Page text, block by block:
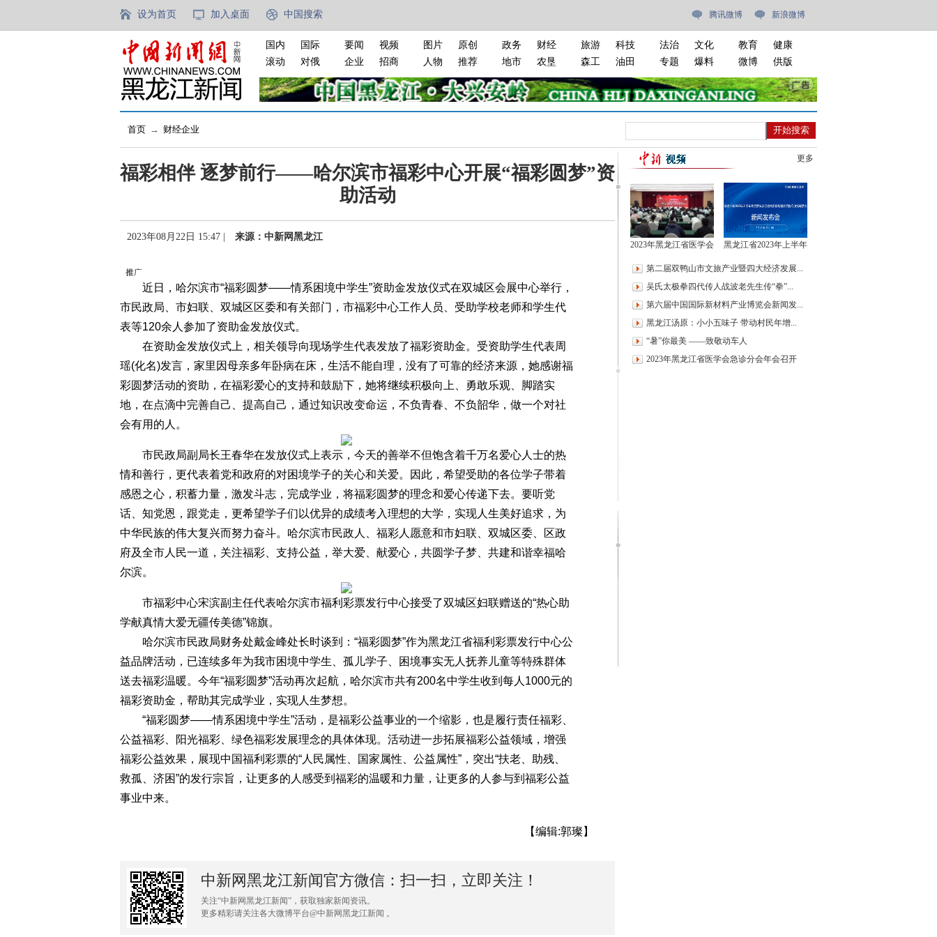
设为首页 加入桌面 中国搜索 腾讯微博 新浪微博
国内
国际
滚动
对俄
要闻
视频
企业
招商
图片
原创
人物
推荐
政务
财经
地市
农垦
旅游
科技
森工
油田
法治
文化
专题
爆料
教育
健康
微博
供版
首页 → 财经企业
福彩相伴 逐梦前行——哈尔滨市福彩中心开展“福彩圆梦”资
助活动
2023年08月22日 15:47 | 来源：中新网黑龙江
近日，哈尔滨市“福彩圆梦——情系困境中学生”资助金发放仪式在双城区会展中心举行，
市民政局、市妇联、双城区区委和有关部门，市福彩中心工作人员、受助学校老师和学生代
表等120余人参加了资助金发放仪式。
在资助金发放仪式上，相关领导向现场学生代表发放了福彩资助金。受资助学生代表周
瑶(化名)发言，家里因母亲多年卧病在床，生活不能自理，没有了可靠的经济来源，她感谢福
彩圆梦活动的资助，在福彩爱心的支持和鼓励下，她将继续积极向上、勇敢乐观、脚踏实
地，在点滴中完善自己、提高自己，通过知识改变命运，不负青春、不负韶华，做一个对社
会有用的人。
市民政局副局长王春华在发放仪式上表示，今天的善举不但饱含着千万名爱心人士的热
情和善行，更代表着党和政府的对困境学子的关心和关爱。因此，希望受助的各位学子带着
感恩之心，积蓄力量，激发斗志，完成学业，将福彩圆梦的理念和爱心传递下去。要听党
话、知党恩，跟党走，更希望学子们以优异的成绩考入理想的大学，实现人生美好追求，为
中华民族的伟大复兴而努力奋斗。哈尔滨市民政人、福彩人愿意和市妇联、双城区委、区政
府及全市人民一道，关注福彩、支持公益，举大爱、献爱心，共圆学子梦、共建和谐幸福哈
尔滨。
市福彩中心宋滨副主任代表哈尔滨市福利彩票发行中心接受了双城区妇联赠送的“热心助
学献真情大爱无疆传美德”锦旗。
哈尔滨市民政局财务处戴金峰处长时谈到：“福彩圆梦”作为黑龙江省福利彩票发行中心公
益品牌活动，已连续多年为我市困境中学生、孤儿学子、困境事实无人抚养儿童等特殊群体
送去福彩温暖。今年“福彩圆梦”活动再次起航，哈尔滨市共有200名中学生收到每人1000元的
福彩资助金，帮助其完成学业，实现人生梦想。
“福彩圆梦——情系困境中学生”活动，是福彩公益事业的一个缩影，也是履行责任福彩、
公益福彩、阳光福彩、绿色福彩发展理念的具体体现。活动进一步拓展福彩公益领域，增强
福彩公益效果，展现中国福利彩票的“人民属性、国家属性、公益属性”，突出“扶老、助残、
救孤、济困”的发行宗旨，让更多的人感受到福彩的温暖和力量，让更多的人参与到福彩公益
事业中来。
【编辑:郭璨】
中新网黑龙江新闻官方微信：扫一扫，立即关注！
关注“中新网黑龙江新闻”，获取独家新闻资讯。
更多精彩请关注各大微博平台@中新网黑龙江新闻 。
更多
2023年黑龙江省医学会
黑龙江省2023年上半年
规模优结构专项措施情
况新闻发布会
第二届双鸭山市文旅产业暨四大经济发展...
吴氏太极拳四代传人战波老先生传“拳”...
第六届中国国际新材料产业博览会新闻发...
黑龙江汤原：小小五味子 带动村民年增...
“暑”你最美 ——致敬动车人
2023年黑龙江省医学会急诊分会年会召开